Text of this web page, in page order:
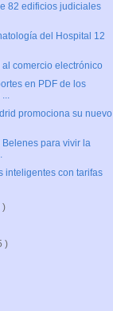
82 edificios judiciales
del Hospital 12
comercio electrónico
en PDF de los
promociona su nuevo
para vivir la
inteligentes con tarifas
)
)